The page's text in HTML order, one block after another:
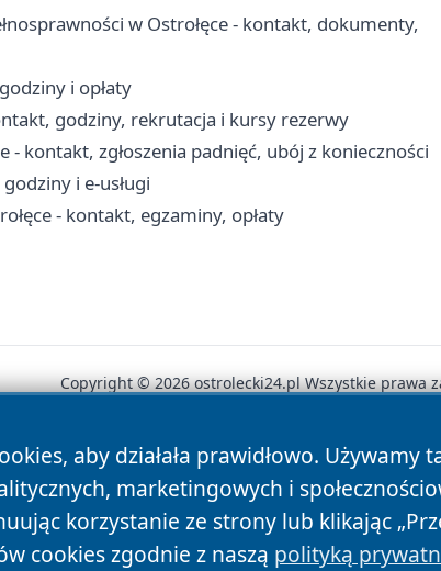
w Ostrołęce - kontakt, dokumenty,
i opłaty
godziny, rekrutacja i kursy rezerwy
kontakt, zgłoszenia padnięć, ubój z konieczności
i e-usługi
- kontakt, egzaminy, opłaty
aby działała prawidłowo.
marketingowych i
korzystanie ze strony lub klikając
cookies zgodnie z naszą polityką
Copyright © 2026 ostrolecki24.pl Wszystkie prawa
News Autorzy Polityka Prywatności